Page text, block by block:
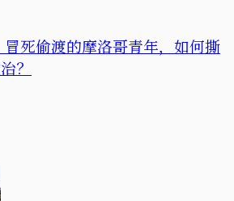
死偷渡的摩洛哥青年，如何撕
？